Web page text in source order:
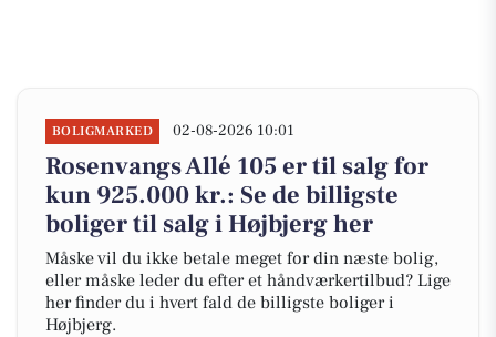
BOLIGMARKED 02-08-2026 10:01
Rosenvangs Allé 105 er til salg for
kun 925.000 kr.: Se de billigste
boliger til salg i Højbjerg her
Måske vil du ikke betale meget for din næste bolig,
eller måske leder du efter et håndværkertilbud? Lige
her finder du i hvert fald de billigste boliger i
Højbjerg.